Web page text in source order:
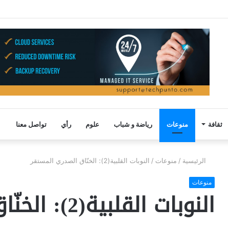
ثقافة منوعات رياضة و شباب علوم رأي تواصل معنا
الرئيسية / منوعات / النوبات القلبية(2): الخنّاق الصدري المستقر
منوعات
النوبات القلبية(2): الخنّاق الصدري المستقر